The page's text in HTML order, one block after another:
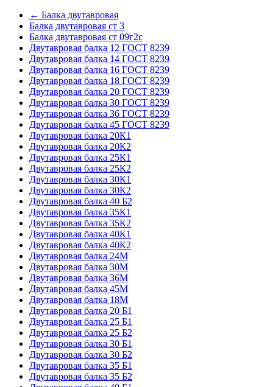
← Балка двутавровая
Балка двутавровая ст 3
Балка двутавровая ст 09г2с
Двутавровая балка 12 ГОСТ 8239
Двутавровая балка 14 ГОСТ 8239
Двутавровая балка 16 ГОСТ 8239
Двутавровая балка 18 ГОСТ 8239
Двутавровая балка 20 ГОСТ 8239
Двутавровая балка 30 ГОСТ 8239
Двутавровая балка 36 ГОСТ 8239
Двутавровая балка 45 ГОСТ 8239
Двутавровая балка 20К1
Двутавровая балка 20К2
Двутавровая балка 25К1
Двутавровая балка 25К2
Двутавровая балка 30К1
Двутавровая балка 30К2
Двутавровая балка 40 Б2
Двутавровая балка 35К1
Двутавровая балка 35К2
Двутавровая балка 40К1
Двутавровая балка 40К2
Двутавровая балка 24М
Двутавровая балка 30М
Двутавровая балка 36М
Двутавровая балка 45М
Двутавровая балка 18М
Двутавровая балка 20 Б1
Двутавровая балка 25 Б1
Двутавровая балка 25 Б2
Двутавровая балка 30 Б1
Двутавровая балка 30 Б2
Двутавровая балка 35 Б1
Двутавровая балка 35 Б2